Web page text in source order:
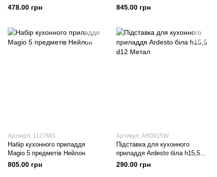
478.00 грн 845.00 грн
Артикул: 1127MG
Набір кухонного приладдя
Magio 5 предметів Нейлон
805.00 грн
Артикул: AR0915W
Підставка для кухонного
приладдя Ardesto біла h15,5
d12 Метал
290.00 грн